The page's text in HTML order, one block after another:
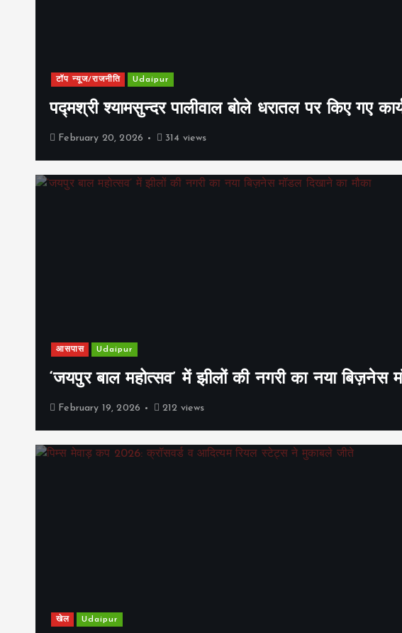
टॉप न्यूज/राजनीति Udaipur
पद्मश्री श्यामसुन्दर पालीवाल बोले धरातल पर किए गए
February 20, 2026 314 views
आसपास Udaipur
‘जयपुर बाल महोत्सव’ में झीलों की नगरी का नया बिज़नेस
February 19, 2026 212 views
खेल Udaipur